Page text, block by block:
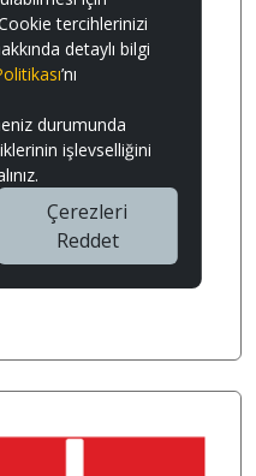
VE KESİM
tercihlerinizi
detaylı bilgi
’nı
durumunda
işlevselliğini
Çerezleri
Reddet